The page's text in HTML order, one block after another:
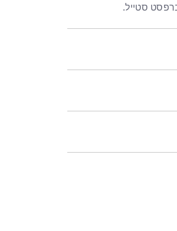
סטייל.